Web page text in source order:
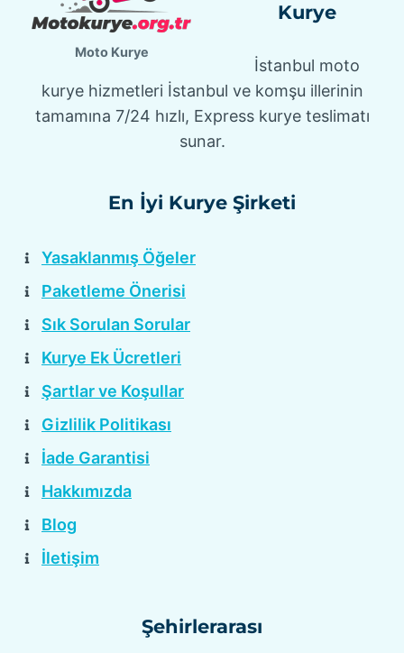
Moto Kurye
Kurye
İstanbul moto
kurye hizmetleri İstanbul ve komşu illerinin
tamamına 7/24 hızlı, Express kurye teslimatı
sunar.
En İyi Kurye Şirketi
Yasaklanmış Öğeler
Paketleme Önerisi
Sık Sorulan Sorular
Kurye Ek Ücretleri
Şartlar ve Koşullar
Gizlilik Politikası
İade Garantisi
Hakkımızda
Blog
İletişim
Şehirlerarası